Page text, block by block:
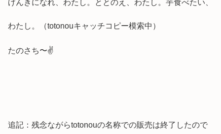
げんきになれ、わたし。ととのえ、わたし。芋食べたい、
わたし。（totonouキャッチコピー模索中）
たのさち〜✌️
追記：残念ながらtotonouの名称での販売は終了したので